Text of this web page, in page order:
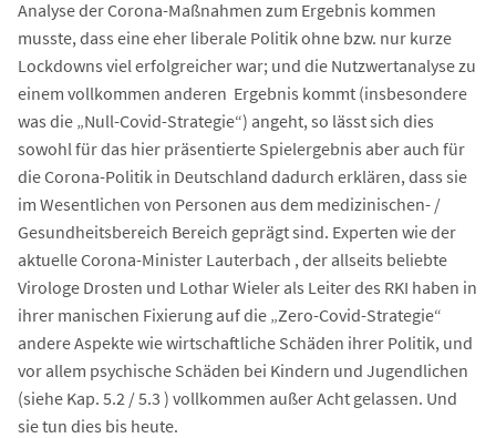
Analyse der Corona-Maßnahmen zum Ergebnis kommen
musste, dass eine eher liberale Politik ohne bzw. nur kurze
Lockdowns viel erfolgreicher war; und die Nutzwertanalyse zu
einem vollkommen anderen Ergebnis kommt (insbesondere
was die „Null-Covid-Strategie“) angeht, so lässt sich dies
sowohl für das hier präsentierte Spielergebnis aber auch für
die Corona-Politik in Deutschland dadurch erklären, dass sie
im Wesentlichen von Personen aus dem medizinischen- /
Gesundheitsbereich Bereich geprägt sind. Experten wie der
aktuelle Corona-Minister Lauterbach , der allseits beliebte
Virologe Drosten und Lothar Wieler als Leiter des RKI haben in
ihrer manischen Fixierung auf die „Zero-Covid-Strategie“
andere Aspekte wie wirtschaftliche Schäden ihrer Politik, und
vor allem psychische Schäden bei Kindern und Jugendlichen
(siehe Kap. 5.2 / 5.3 ) vollkommen außer Acht gelassen. Und
sie tun dies bis heute.